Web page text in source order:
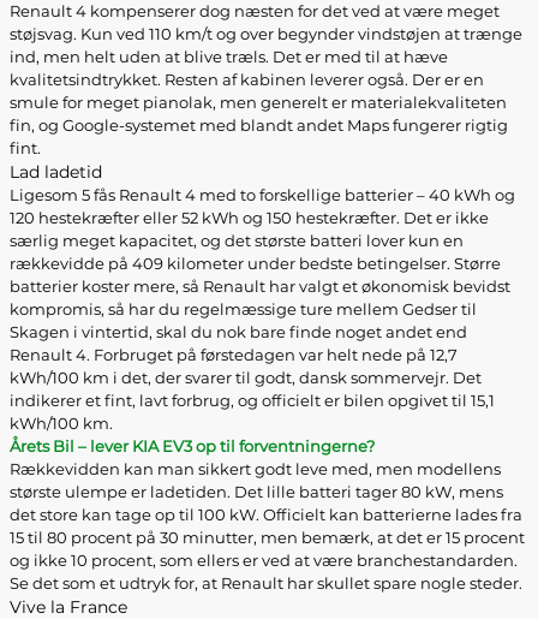
Renault 4 kompenserer dog næsten for det ved at være meget
støjsvag. Kun ved 110 km/t og over begynder vindstøjen at trænge
ind, men helt uden at blive træls. Det er med til at hæve
kvalitetsindtrykket. Resten af kabinen leverer også. Der er en
smule for meget pianolak, men generelt er materialekvaliteten
fin, og Google-systemet med blandt andet Maps fungerer rigtig
fint.
Lad ladetid
Ligesom 5 fås Renault 4 med to forskellige batterier – 40 kWh og
120 hestekræfter eller 52 kWh og 150 hestekræfter. Det er ikke
særlig meget kapacitet, og det største batteri lover kun en
rækkevidde på 409 kilometer under bedste betingelser. Større
batterier koster mere, så Renault har valgt et økonomisk bevidst
kompromis, så har du regelmæssige ture mellem Gedser til
Skagen i vintertid, skal du nok bare finde noget andet end
Renault 4. Forbruget på førstedagen var helt nede på 12,7
kWh/100 km i det, der svarer til godt, dansk sommervejr. Det
indikerer et fint, lavt forbrug, og officielt er bilen opgivet til 15,1
kWh/100 km.
Årets Bil – lever KIA EV3 op til forventningerne?
Rækkevidden kan man sikkert godt leve med, men modellens
største ulempe er ladetiden. Det lille batteri tager 80 kW, mens
det store kan tage op til 100 kW. Officielt kan batterierne lades fra
15 til 80 procent på 30 minutter, men bemærk, at det er 15 procent
og ikke 10 procent, som ellers er ved at være branchestandarden.
Se det som et udtryk for, at Renault har skullet spare nogle steder.
Vive la France